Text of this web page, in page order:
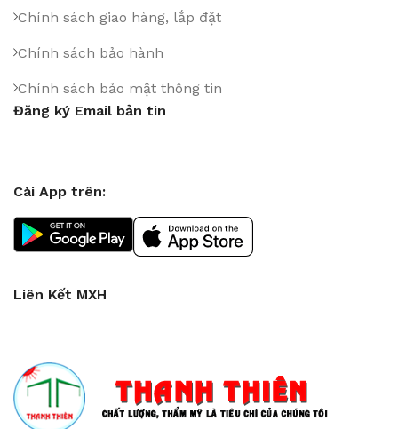
Chính sách giao hàng, lắp đặt
Chính sách bảo hành
Chính sách bảo mật thông tin
Đăng ký Email bản tin
Cài App trên:
Liên Kết MXH